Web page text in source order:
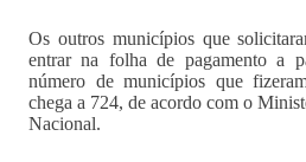
Os outros municípios que
entrar na folha de pagamento a
número de municípios que
chega a 724, de acordo com o
Nacional.